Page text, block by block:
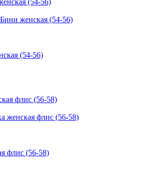
женская (54-56)
(54-56)
женская флис (56-58)
флис (56-58)